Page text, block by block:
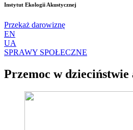
Instytut Ekologii Akustycznej
Przekaż darowiznę
EN
UA
SPRAWY SPOŁECZNE
Przemoc w